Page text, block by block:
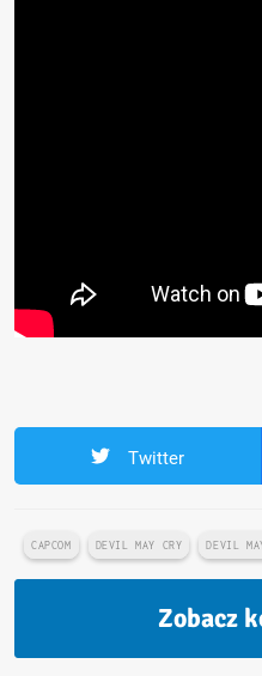
Twitter
CAPCOM DEVIL MAY CRY DEVIL
Zobacz